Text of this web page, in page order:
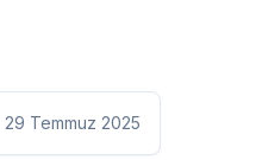
29 Temmuz 2025